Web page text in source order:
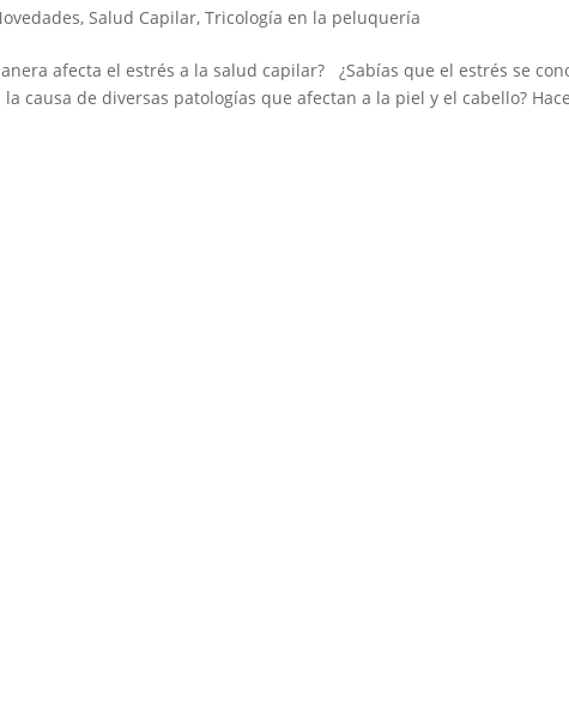
, Salud Capilar,Tricología en la peluquería
afecta el estrés a la salud capilar? ¿Sabías que el estrés se
causa de diversas patologías que afectan a la piel y el cabello?